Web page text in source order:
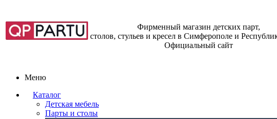
Фирменный магазин детских парт,
столов, стульев и кресел в Симферополе и
Официальный сайт
Меню
Каталог
Детская мебель
Парты и столы